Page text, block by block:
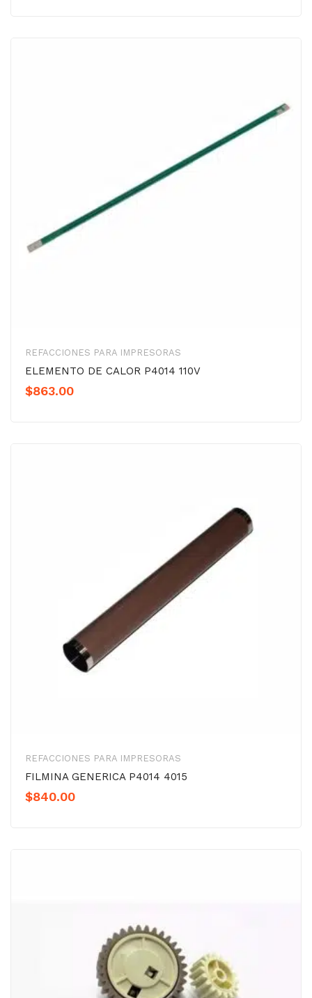
REFACCIONES PARA IMPRESORAS
ELEMENTO DE CALOR P4014 110V
$863.00
REFACCIONES PARA IMPRESORAS
FILMINA GENERICA P4014 4015
$840.00